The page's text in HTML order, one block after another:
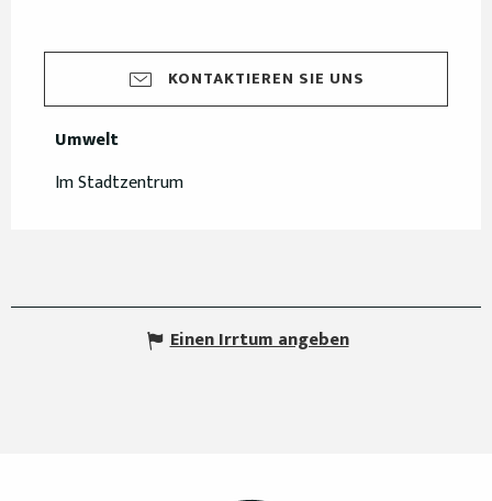
KONTAKTIEREN SIE UNS
Umwelt
Umwelt
Im Stadtzentrum
Einen Irrtum angeben